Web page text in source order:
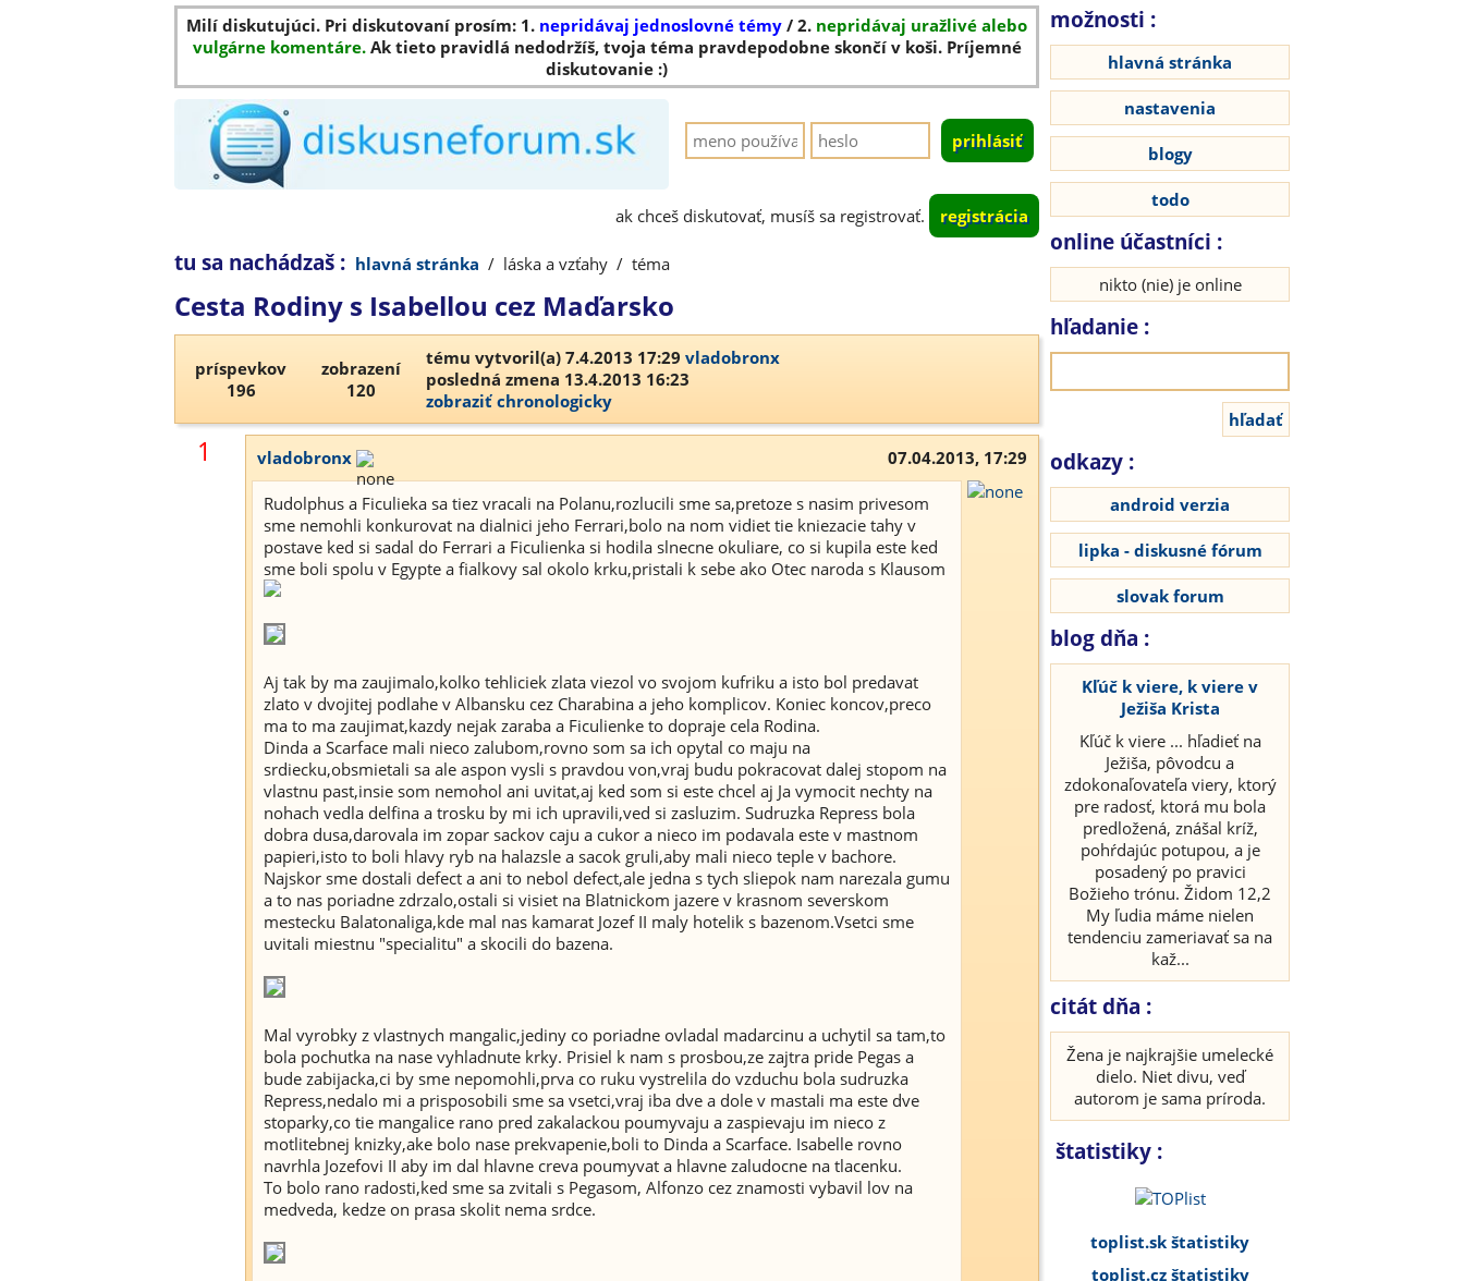
Milí diskutujúci. Pri diskutovaní prosím: 1. nepridávaj jednoslovné témy / 2. nepridávaj uražlivé alebo
vulgárne komentáre.Ak tieto pravidlá nedodržíš, tvoja téma pravdepodobne skončí v koši. Príjemné
diskutovanie :)
ak chceš diskutovať, musíš sa registrovať. registrácia
tu sa nachádzaš : hlavná stránka / láska a vzťahy / téma
Cesta Rodiny s Isabellou cez Maďarsko
príspevkov
196
zobrazení
120
tému vytvoril(a) 7.4.2013 17:29 vladobronx
posledná zmena 13.4.2013 16:23
zobraziť chronologicky
1 vladobronx 07.04.2013, 17:29
Rudolphus a Ficulieka sa tiez vracali na Polanu,rozlucili sme sa,pretoze s nasim privesom
sme nemohli konkurovat na dialnici jeho Ferrari,bolo na nom vidiet tie kniezacie tahy v
postave ked si sadal do Ferrari a Ficulienka si hodila slnecne okuliare, co si kupila este ked
sme boli spolu v Egypte a fialkovy sal okolo krku,pristali k sebe ako Otec naroda s Klausom
Aj tak by ma zaujimalo,kolko tehliciek zlata viezol vo svojom kufriku a isto bol predavat
zlato v dvojitej podlahe v Albansku cez Charabina a jeho komplicov. Koniec koncov,preco
ma to ma zaujimat,kazdy nejak zaraba a Ficulienke to dopraje cela Rodina.
Dinda a Scarface mali nieco zalubom,rovno som sa ich opytal co maju na
srdiecku,obsmietali sa ale aspon vysli s pravdou von,vraj budu pokracovat dalej stopom na
vlastnu past,insie som nemohol ani uvitat,aj ked som si este chcel aj Ja vymocit nechty na
nohach vedla delfina a trosku by mi ich upravili,ved si zasluzim. Sudruzka Repress bola
dobra dusa,darovala im zopar sackov caju a cukor a nieco im podavala este v mastnom
papieri,isto to boli hlavy ryb na halazsle a sacok gruli,aby mali nieco teple v bachore.
Najskor sme dostali defect a ani to nebol defect,ale jedna s tych sliepok nam narezala gumu
a to nas poriadne zdrzalo,ostali si visiet na Blatnickom jazere v krasnom severskom
mestecku Balatonaliga,kde mal nas kamarat Jozef II maly hotelik s bazenom.Vsetci sme
uvitali miestnu "specialitu" a skocili do bazena.
Mal vyrobky z vlastnych mangalic,jediny co poriadne ovladal madarcinu a uchytil sa tam,to
bola pochutka na nase vyhladnute krky. Prisiel k nam s prosbou,ze zajtra pride Pegas a
bude zabijacka,ci by sme nepomohli,prva co ruku vystrelila do vzduchu bola sudruzka
Repress,nedalo mi a prisposobili sme sa vsetci,vraj iba dve a dole v mastali ma este dve
stoparky,co tie mangalice rano pred zakalackou poumyvaju a zaspievaju im nieco z
motlitebnej knizky,ake bolo nase prekvapenie,boli to Dinda a Scarface. Isabelle rovno
navrhla Jozefovi II aby im dal hlavne creva poumyvat a hlavne zaludocne na tlacenku.
To bolo rano radosti,ked sme sa zvitali s Pegasom, Alfonzo cez znamosti vybavil lov na
medveda, kedze on prasa skolit nema srdce.
možnosti :
hlavná stránka
nastavenia
blogy
todo
online účastníci :
nikto (nie) je online
hľadanie :
odkazy :
android verzia
lipka - diskusné fórum
slovak forum
blog dňa :
Kľúč k viere, k viere v
Ježiša Krista
Kľúč k viere ... hľadieť na
Ježiša, pôvodcu a
zdokonaľovateľa viery, ktorý
pre radosť, ktorá mu bola
predložená, znášal kríž,
pohŕdajúc potupou, a je
posadený po pravici
Božieho trónu. Židom 12,2
My ľudia máme nielen
tendenciu zameriavať sa na
kaž...
citát dňa :
Žena je najkrajšie umelecké
dielo. Niet divu, veď
autorom je sama príroda.
štatistiky :
toplist.sk štatistiky
toplist.cz štatistiky